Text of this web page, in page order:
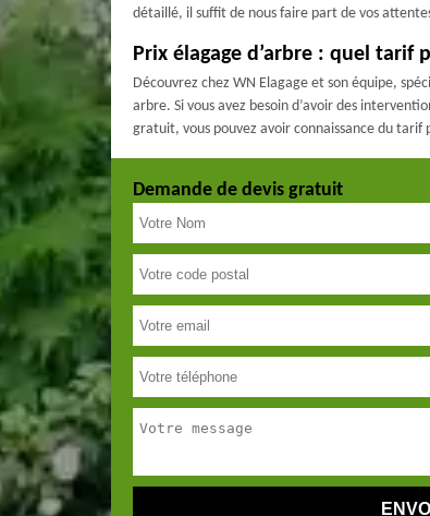
détaillé, il suffit de nous faire part de vos
Prix élagage d’arbre : quel
Découvrez chez WN Elagage et son équipe,
arbre. Si vous avez besoin d’avoir des
gratuit, vous pouvez avoir connaissance du tarif
Demande de devis gratuit